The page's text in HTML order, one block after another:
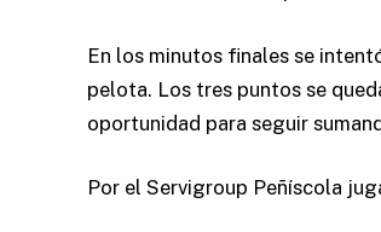
En los minutos finales se
pelota. Los tres puntos se
oportunidad para seguir
Por el Servigroup Peñíscola